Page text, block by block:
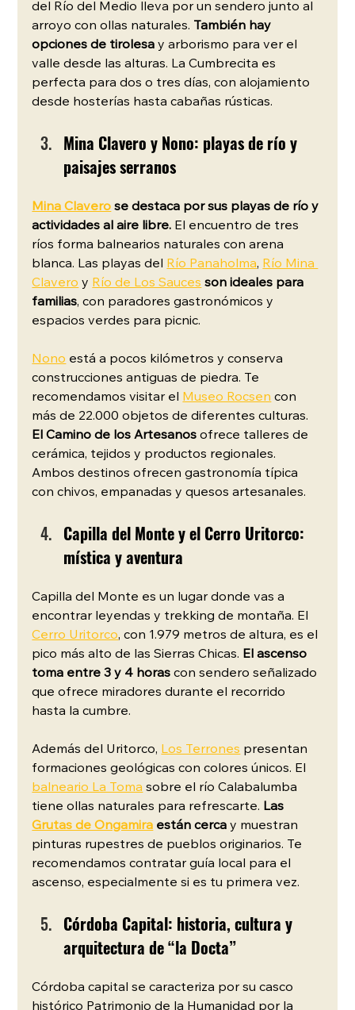
del Río del Medio lleva por un sendero junto al
arroyo con ollas naturales. También hay
opciones de tirolesa y arborismo para ver el
valle desde las alturas. La Cumbrecita es
perfecta para dos o tres días, con alojamiento
desde hosterías hasta cabañas rústicas.
Mina Clavero y Nono: playas de río y
paisajes serranos
Mina Clavero se destaca por sus playas de río y
actividades al aire libre. El encuentro de tres
ríos forma balnearios naturales con arena
blanca. Las playas del Río Panaholma, Río Mina
Clavero y Río de Los Sauces son ideales para
familias, con paradores gastronómicos y
espacios verdes para picnic.
Nono está a pocos kilómetros y conserva
construcciones antiguas de piedra. Te
recomendamos visitar el Museo Rocsen con
más de 22.000 objetos de diferentes culturas.
El Camino de los Artesanos ofrece talleres de
cerámica, tejidos y productos regionales.
Ambos destinos ofrecen gastronomía típica
con chivos, empanadas y quesos artesanales.
Capilla del Monte y el Cerro Uritorco:
mística y aventura
Capilla del Monte es un lugar donde vas a
encontrar leyendas y trekking de montaña. El
Cerro Uritorco, con 1.979 metros de altura, es el
pico más alto de las Sierras Chicas. El ascenso
toma entre 3 y 4 horas con sendero señalizado
que ofrece miradores durante el recorrido
hasta la cumbre.
Además del Uritorco, Los Terrones presentan
formaciones geológicas con colores únicos. El
balneario La Toma sobre el río Calabalumba
tiene ollas naturales para refrescarte. Las
Grutas de Ongamira están cerca y muestran
pinturas rupestres de pueblos originarios. Te
recomendamos contratar guía local para el
ascenso, especialmente si es tu primera vez.
Córdoba Capital: historia, cultura y
arquitectura de “la Docta”
Córdoba capital se caracteriza por su casco
histórico Patrimonio de la Humanidad por la